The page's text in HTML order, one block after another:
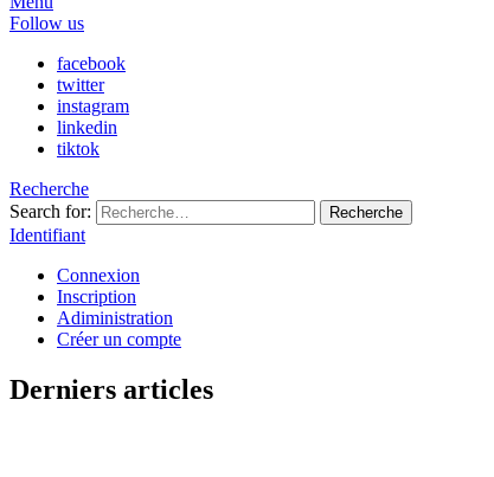
Follow us
facebook
twitter
instagram
linkedin
tiktok
Recherche
Search for:
Recherche
Identifiant
Connexion
Inscription
Adiministration
Créer un compte
Derniers articles